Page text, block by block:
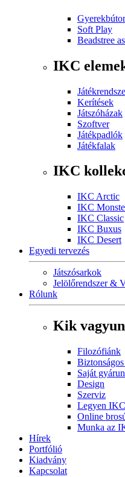
Soft Play
Beadstree
IKC
Kerítések
Játszóházak
Szoftver
Játékpadlók
Játékfalak
IKC
IKC Arctic
IKC
IKC Classic
IKC Buxus
IKC Desert
Egyedi tervezés
Játszósarkok
Jelölőrendszer &
Rólunk
Kik
Filozófiánk
Saját
Design
Szerviz
Legyen
Online
Munka az
Hírek
Portfólió
Kiadvány
Kapcsolat